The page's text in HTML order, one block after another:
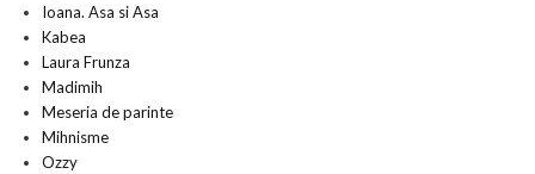
Ioana. Asa si Asa
Kabea
Laura Frunza
Madimih
Meseria de parinte
Mihnisme
Ozzy